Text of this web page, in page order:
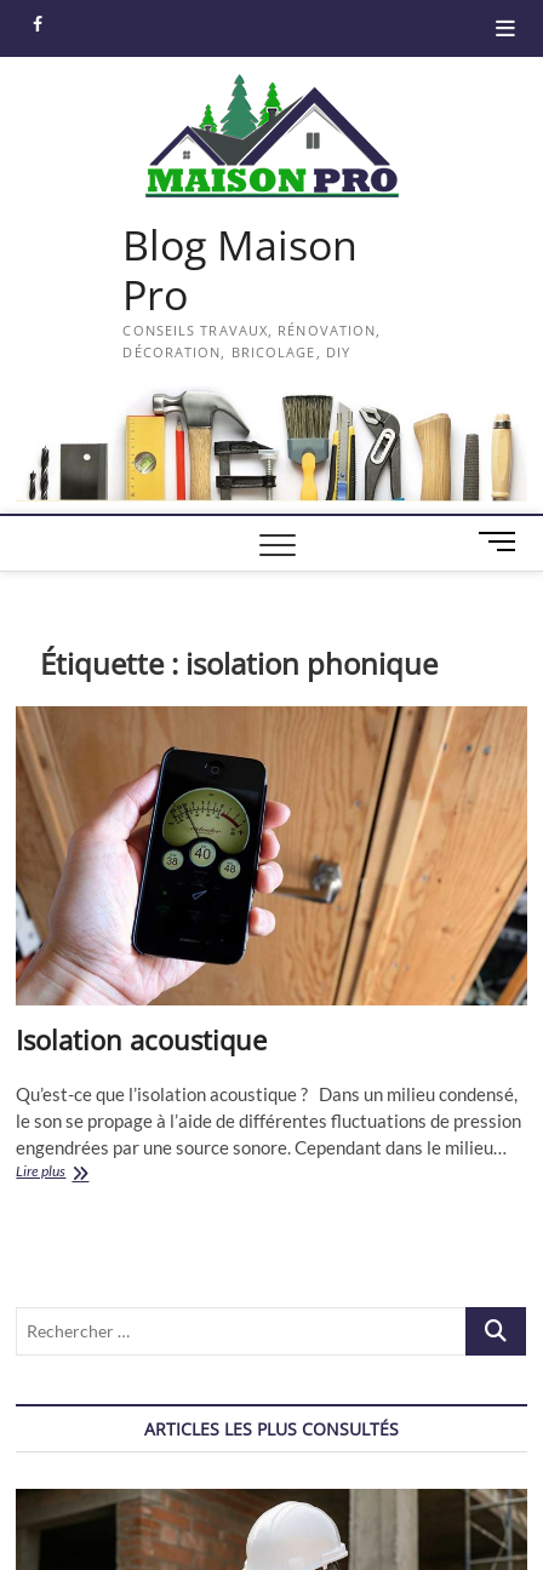
facebook
Blog Maison
Pro
CONSEILS TRAVAUX, RÉNOVATION,
DÉCORATION, BRICOLAGE, DIY
M
e
t
o
Étiquette : isolation phonique
Isolation acoustique
Qu’est-ce que l’isolation acoustique ? Dans un milieu condensé,
le son se propage à l’aide de différentes fluctuations de pression
engendrées par une source sonore. Cependant dans le milieu…
Lire plusIsolation
ARTICLES LES PLUS CONSULTÉS